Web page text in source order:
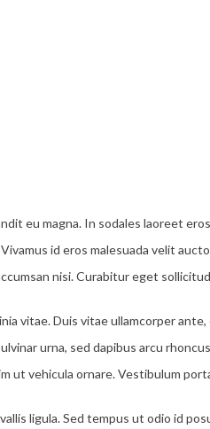
eu magna. In sodales laoreet
id eros malesuada velit
nisi. Curabitur eget
vitae. Duis vitae ullamcorper
urna, sed dapibus arcu
ut vehicula ornare. Vestibulum
ligula. Sed tempus ut odio id